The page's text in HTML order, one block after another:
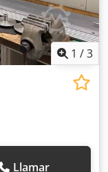
1 /3
Llamar